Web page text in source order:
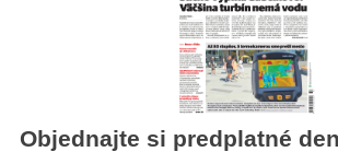
Objednajte si predplatné